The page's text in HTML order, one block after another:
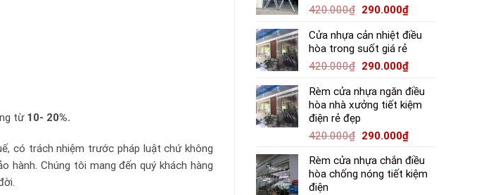
420.000₫ 290.000₫
Cửa nhựa cản nhiệt điều
hòa trong suốt giá rẻ
420.000₫ 290.000₫
Rèm cửa nhựa ngăn điều
hòa nhà xưởng tiết kiệm
điện rẻ đẹp
420.000₫ 290.000₫
Rèm cửa nhựa chắn điều
hòa chống nóng tiết kiệm
điện
từ 10- 20%.
có trách nhiệm trước pháp luật chứ không
Chúng tôi mang đến quý khách hàng